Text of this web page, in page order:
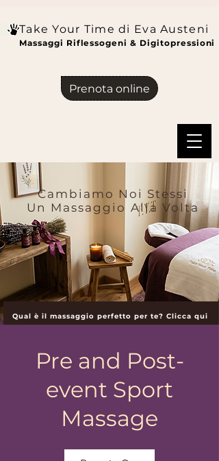
Take Your Time di Eva Austeni
Massaggi Riflessogeni & Digitopressioni
Prenota online
Cambiamo Noi Stessi
Un Massaggio Alla Volta
Qual è il massaggio perfetto per te? Clicca qui
Pre and Post-
event Sport
Massage